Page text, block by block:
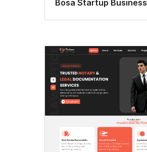
Bosa Startup Business